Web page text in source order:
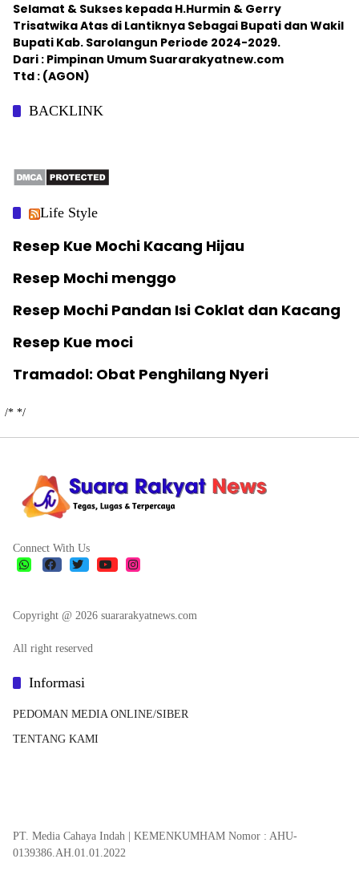
Selamat & Sukses kepada H.Hurmin & Gerry
Trisatwika Atas di Lantiknya Sebagai Bupati dan Wakil
Bupati Kab. Sarolangun Periode 2024-2029.
Dari : Pimpinan Umum Suararakyatnew.com
Ttd : (AGON)
BACKLINK
Life Style
Resep Kue Mochi Kacang Hijau
Resep Mochi menggo
Resep Mochi Pandan Isi Coklat dan Kacang
Resep Kue moci
Tramadol: Obat Penghilang Nyeri
/* */
Connect With Us
Copyright @ 2026 suararakyatnews.com
All right reserved
Informasi
PEDOMAN MEDIA ONLINE/SIBER
TENTANG KAMI
PT. Media Cahaya Indah | KEMENKUMHAM Nomor : AHU-
0139386.AH.01.01.2022